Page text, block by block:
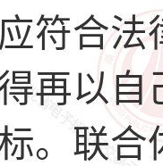
符合
再以
。联